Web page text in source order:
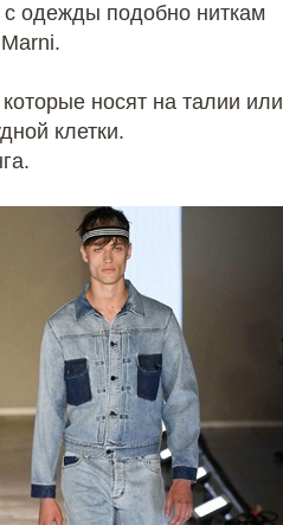
с одежды подобно ниткам
носят на талии или
клетки.